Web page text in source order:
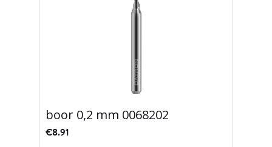
boor 0,2 mm 0068202
€8.91